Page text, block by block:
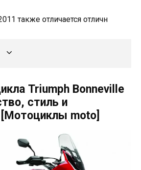
также отличается отличн
Triumph Bonneville
стиль и
moto]